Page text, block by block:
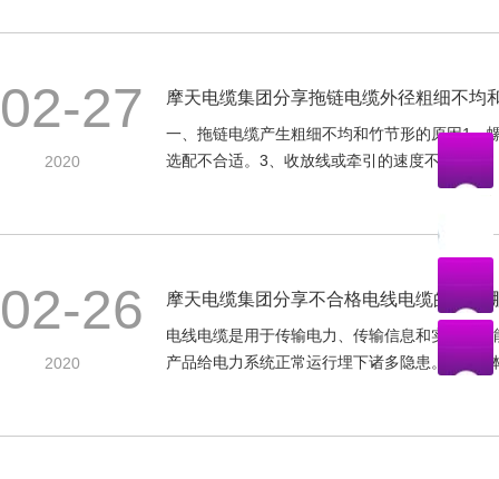
02-27
2020
摩天电缆集团分享拖链电缆外径粗细不均
一、拖链电缆产生粗细不均和竹节形的原因1、
选配不合适。3、收放线或牵引的速度不均。二
02-26
2020
摩天电缆集团分享不合格电线电缆的会有
电线电缆是用于传输电力、传输信息和实现电
产品给电力系统正常运行埋下诸多隐患。1、导